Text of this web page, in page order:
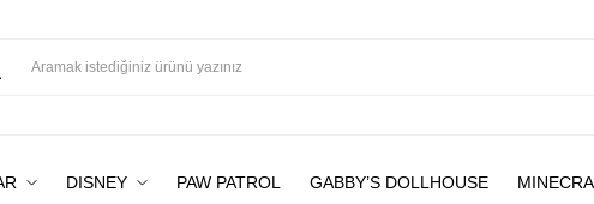
DISNEY PAW PATROL GABBY’S DOLLHOUSE